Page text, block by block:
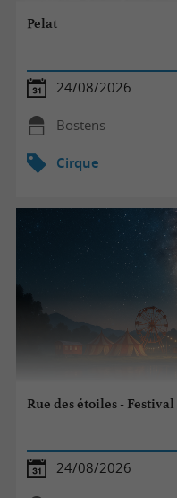
Pelat
24/08/2026
Bostens
Cirque
Rue des étoiles -
24/08/2026